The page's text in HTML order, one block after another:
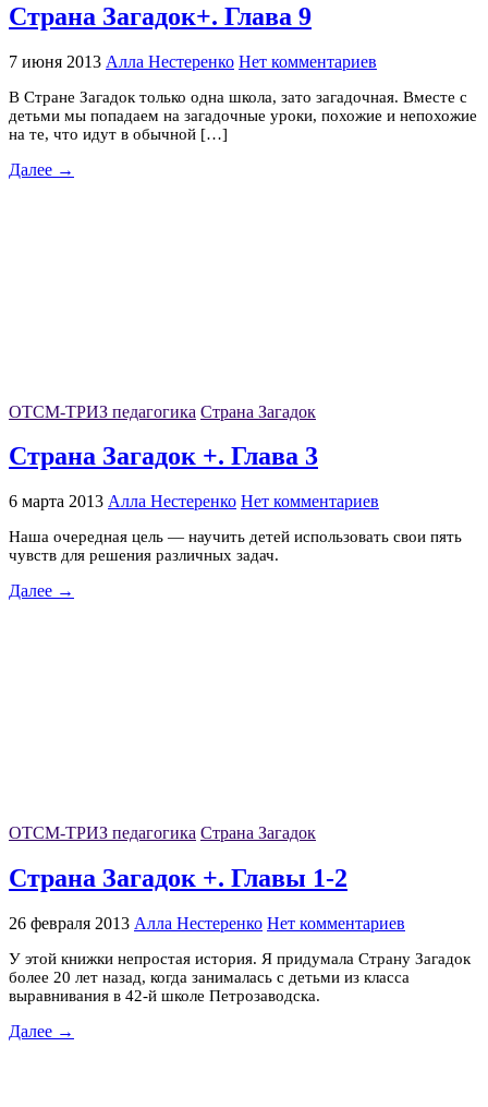
Страна Загадок+. Глава 9
7 июня 2013 Алла Нестеренко Нет комментариев
В Стране Загадок только одна школа, зато загадочная. Вместе с
детьми мы попадаем на загадочные уроки, похожие и непохожие
на те, что идут в обычной […]
Далее →
ОТСМ-ТРИЗ педагогика Страна Загадок
Страна Загадок +. Глава 3
6 марта 2013 Алла Нестеренко Нет комментариев
Наша очередная цель — научить детей использовать свои пять
чувств для решения различных задач.
Далее →
ОТСМ-ТРИЗ педагогика Страна Загадок
Страна Загадок +. Главы 1-2
26 февраля 2013 Алла Нестеренко Нет комментариев
У этой книжки непростая история. Я придумала Cтрану Загадок
более 20 лет назад, когда занималась с детьми из класса
выравнивания в 42-й школе Петрозаводска.
Далее →